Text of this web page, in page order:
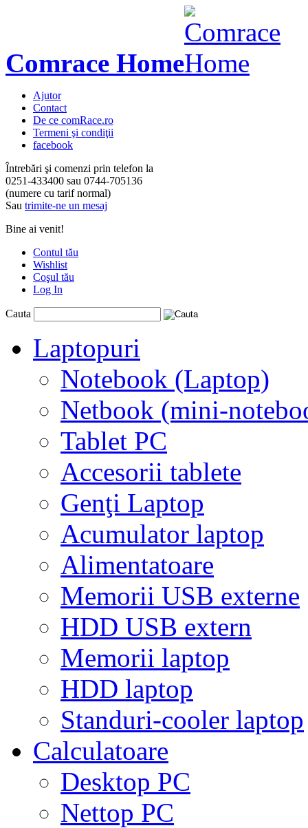
Comrace Home
Ajutor
Contact
De ce comRace.ro
Termeni şi condiţii
facebook
Întrebări şi comenzi prin telefon la
0251-433400 sau 0744-705136
(numere cu tarif normal)
Sau trimite-ne un mesaj
Bine ai venit!
Contul tău
Wishlist
Coşul tău
Log In
Cauta
Laptopuri
Notebook (Laptop)
Netbook (mini-
Tablet PC
Accesorii tablete
Genţi Laptop
Acumulator laptop
Alimentatoare
Memorii USB externe
HDD USB extern
Memorii laptop
HDD laptop
Standuri-cooler laptop
Calculatoare
Desktop PC
Nettop PC